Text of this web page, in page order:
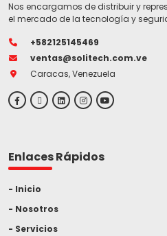
Nos encargamos de distribuir y
el mercado de la tecnología y
+582125145469
ventas@solitech.com.ve
Caracas, Venezuela
Enlaces Rápidos
Inicio
Nosotros
Servicios